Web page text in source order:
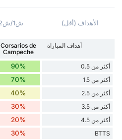
ش1/ش2 الأهداف (أقل)
أهداف المباراة
Corsarios de
Campeche
أكثر من 0.5 90%
أكثر من 1.5 70%
أكثر من 2.5 40%
أكثر من 3.5 30%
أكثر من 4.5 20%
BTTS
30%